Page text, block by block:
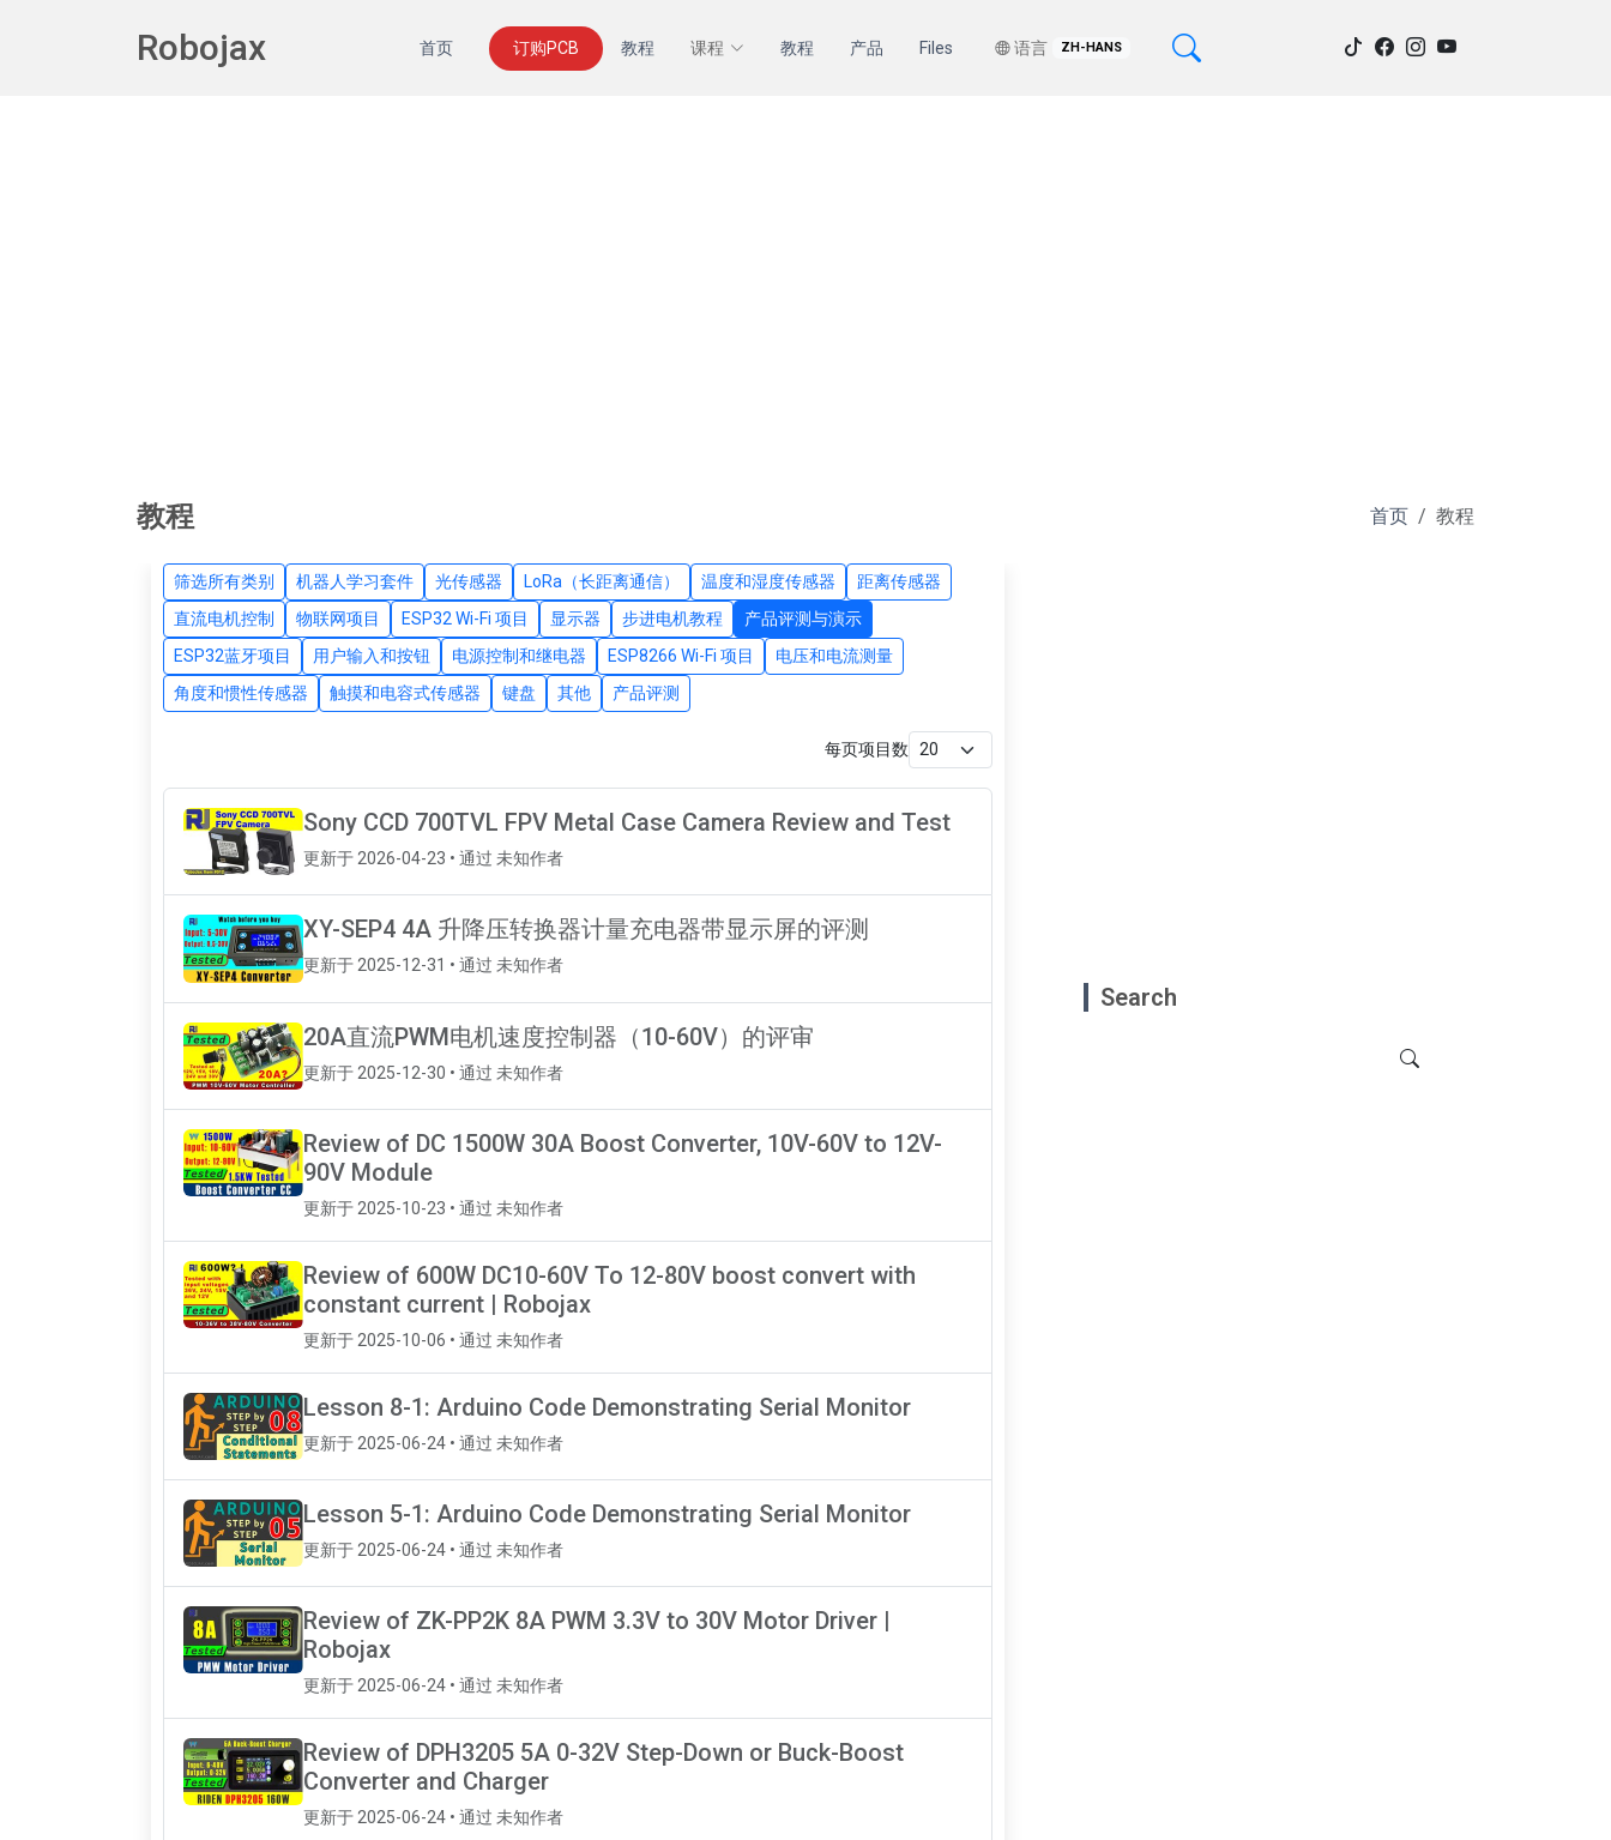
Robojax 首页 订购PCB 教程 课程 教程 产品 Files 语言 ZH-HANS
教程 首页 教程
筛选所有类别 机器人学习套件 光传感器 LoRa（长距离通信） 温度和湿度传感器
距离传感器
直流电机控制
物联网项目 ESP32 Wi-Fi 项目 显示器 步进电机教程
产品评测与演示
ESP32蓝牙项目
用户输入和按钮 电源控制和继电器 ESP8266 Wi-Fi 项目
电压和电流测量
角度和惯性传感器
触摸和电容式传感器 键盘 其他 产品评测
每页项目数
Sony CCD 700TVL FPV Metal Case Camera Review and Test
更新于 2026-04-23 • 通过 未知作者
XY-SEP4 4A 升降压转换器计量充电器带显示屏的评测
更新于 2025-12-31 • 通过 未知作者
20A直流PWM电机速度控制器（10-60V）的评审
更新于 2025-12-30 • 通过 未知作者
Review of DC 1500W 30A Boost Converter, 10V-60V to 12V-
90V Module
更新于 2025-10-23 • 通过 未知作者
Review of 600W DC10-60V To 12-80V boost convert with
constant current | Robojax
更新于 2025-10-06 • 通过 未知作者
Lesson 8-1: Arduino Code Demonstrating Serial Monitor
更新于 2025-06-24 • 通过 未知作者
Lesson 5-1: Arduino Code Demonstrating Serial Monitor
更新于 2025-06-24 • 通过 未知作者
Review of ZK-PP2K 8A PWM 3.3V to 30V Motor Driver |
Robojax
更新于 2025-06-24 • 通过 未知作者
Review of DPH3205 5A 0-32V Step-Down or Buck-Boost
Converter and Charger
更新于 2025-06-24 • 通过 未知作者
Search